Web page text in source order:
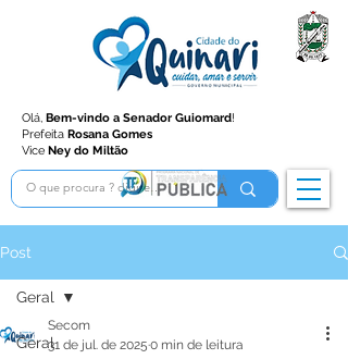
Olá, Bem-vindo a Senador Guiomard!
Prefeita Rosana Gomes
Vice Ney do Miltão
Post
Geral
Geral
Secom
31 de jul. de 2025 0 min de leitura